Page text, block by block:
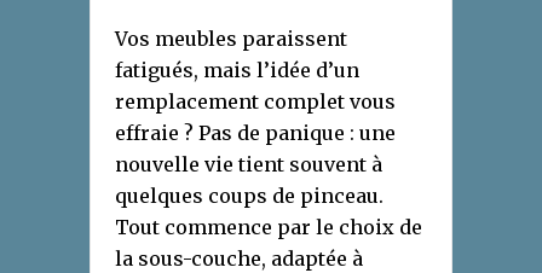
Vos meubles paraissent
fatigués, mais l’idée d’un
remplacement complet vous
effraie ? Pas de panique : une
nouvelle vie tient souvent à
quelques coups de pinceau.
Tout commence par le choix de
la sous-couche, adaptée à